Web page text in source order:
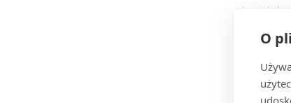
O
na
a także